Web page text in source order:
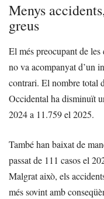
Menys
greus
El més preocupant de les
no va acompanyat d’un
contrari. El nombre total
Occidental ha disminuït
2024 a 11.759 el 2025.
També han baixat de
passat de 111 casos el
Malgrat això, els
més sovint amb